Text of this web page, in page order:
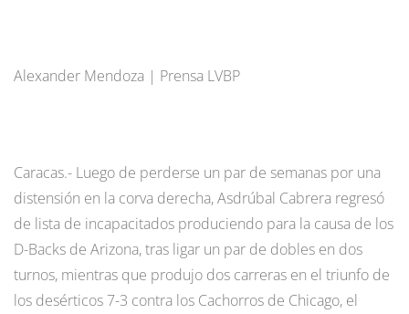
Alexander Mendoza | Prensa LVBP
Caracas.- Luego de perderse un par de semanas por una
distensión en la corva derecha, Asdrúbal Cabrera regresó
de lista de incapacitados produciendo para la causa de los
D-Backs de Arizona, tras ligar un par de dobles en dos
turnos, mientras que produjo dos carreras en el triunfo de
los desérticos 7-3 contra los Cachorros de Chicago, el